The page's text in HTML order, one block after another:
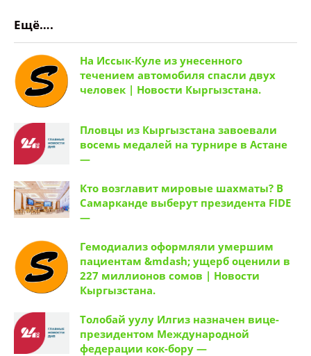
Ещё….
На Иссык-Куле из унесенного
течением автомобиля спасли двух
человек | Новости Кыргызстана.
Пловцы из Кыргызстана завоевали
восемь медалей на турнире в Астане
—
Кто возглавит мировые шахматы? В
Самарканде выберут президента FIDE
—
Гемодиализ оформляли умершим
пациентам &mdash; ущерб оценили в
227 миллионов сомов | Новости
Кыргызстана.
Толобай уулу Илгиз назначен вице-
президентом Международной
федерации кок-бору —